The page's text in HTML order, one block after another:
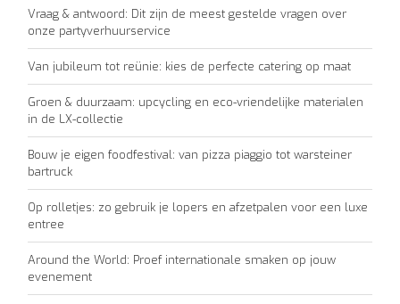
Vraag & antwoord: Dit zijn de meest gestelde vragen over
onze partyverhuurservice
Van jubileum tot reünie: kies de perfecte catering op maat
Groen & duurzaam: upcycling en eco-vriendelijke materialen
in de LX-collectie
Bouw je eigen foodfestival: van pizza piaggio tot warsteiner
bartruck
Op rolletjes: zo gebruik je lopers en afzetpalen voor een luxe
entree
Around the World: Proef internationale smaken op jouw
evenement